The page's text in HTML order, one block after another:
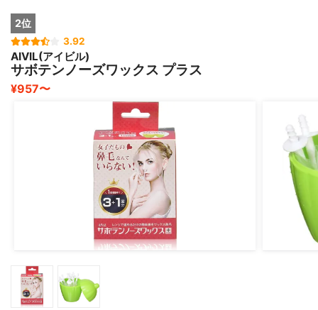
2位
3.92
AIVIL(アイビル)
サボテンノーズワックス プラス
¥957〜